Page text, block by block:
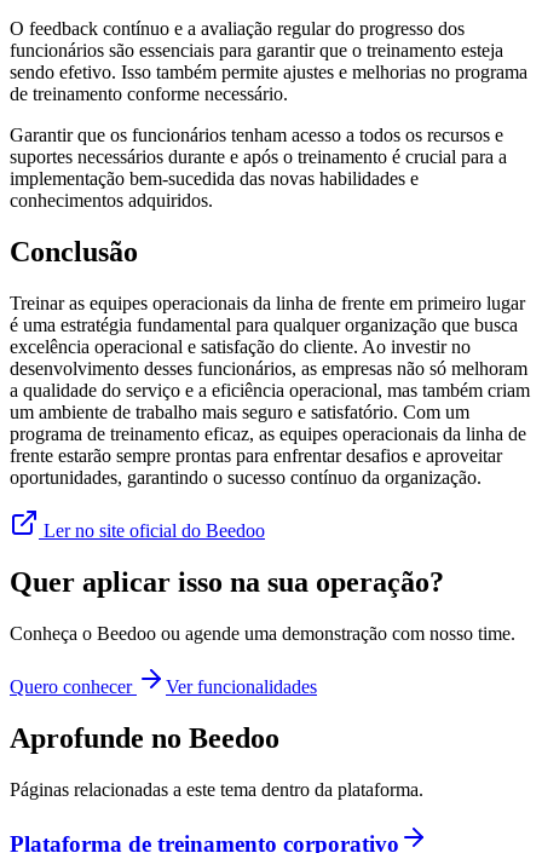
O feedback contínuo e a avaliação regular do progresso dos
funcionários são essenciais para garantir que o treinamento esteja
sendo efetivo. Isso também permite ajustes e melhorias no programa
de treinamento conforme necessário.
Garantir que os funcionários tenham acesso a todos os recursos e
suportes necessários durante e após o treinamento é crucial para a
implementação bem-sucedida das novas habilidades e
conhecimentos adquiridos.
Conclusão
Treinar as equipes operacionais da linha de frente em primeiro lugar
é uma estratégia fundamental para qualquer organização que busca
excelência operacional e satisfação do cliente. Ao investir no
desenvolvimento desses funcionários, as empresas não só melhoram
a qualidade do serviço e a eficiência operacional, mas também criam
um ambiente de trabalho mais seguro e satisfatório. Com um
programa de treinamento eficaz, as equipes operacionais da linha de
frente estarão sempre prontas para enfrentar desafios e aproveitar
oportunidades, garantindo o sucesso contínuo da organização.
Ler no site oficial do Beedoo
Quer aplicar isso na sua operação?
Conheça o Beedoo ou agende uma demonstração com nosso time.
Quero conhecer Ver funcionalidades
Aprofunde no Beedoo
Páginas relacionadas a este tema dentro da plataforma.
Plataforma de treinamento corporativo